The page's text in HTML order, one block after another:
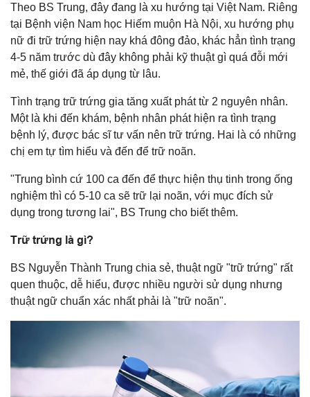
Theo BS Trung, đây đang là xu hướng tại Việt Nam. Riêng
tại Bệnh viện Nam học Hiếm muộn Hà Nội, xu hướng phụ
nữ đi trữ trứng hiện nay khá đông đảo, khác hẳn tình trạng
4-5 năm trước dù đây không phải kỹ thuật gì quá đỗi mới
mẻ, thế giới đã áp dụng từ lâu.
Tình trạng trữ trứng gia tăng xuất phát từ 2 nguyên nhân.
Một là khi đến khám, bệnh nhân phát hiện ra tình trạng
bệnh lý, được bác sĩ tư vấn nên trữ trứng. Hai là có những
chị em tự tìm hiểu và đến để trữ noãn.
"Trung bình cứ 100 ca đến để thực hiện thụ tinh trong ống
nghiệm thì có 5-10 ca sẽ trữ lại noãn, với mục đích sử
dụng trong tương lai", BS Trung cho biết thêm.
Trữ trứng là gì?
BS Nguyễn Thành Trung chia sẻ, thuật ngữ "trữ trứng" rất
quen thuộc, dễ hiểu, được nhiều người sử dụng nhưng
thuật ngữ chuẩn xác nhất phải là "trữ noãn".